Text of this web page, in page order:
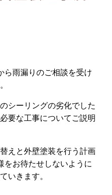
ら雨漏りのご相談を受け
シーリングの劣化でした
要な工事についてご説明
えと外壁塗装を行う計画
をお待たせしないように
いきます。